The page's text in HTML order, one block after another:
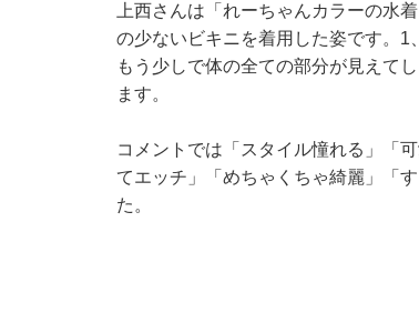
上西さんは「れーちゃんカラーの水
の少ないビキニを着用した姿です。1
もう少しで体の全ての部分が見えて
ます。
コメントでは「スタイル憧れる」「
てエッチ」「めちゃくちゃ綺麗」「
た。